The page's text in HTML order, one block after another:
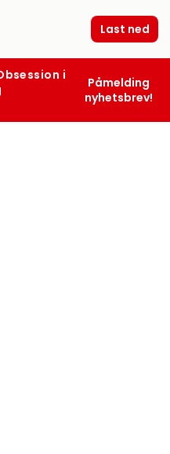
Last ned
i
Påmelding
nyhetsbrev!